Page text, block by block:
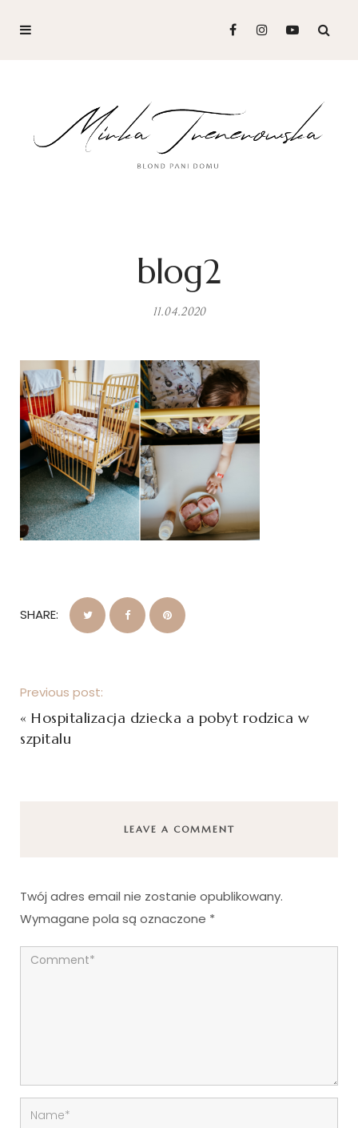
blog2
11.04.2020
SHARE:
Previous post:
« Hospitalizacja dziecka a pobyt rodzica w
szpitalu
LEAVE A COMMENT
Twój adres email nie zostanie opublikowany.
Wymagane pola są oznaczone *